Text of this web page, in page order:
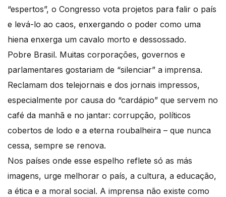
“espertos”, o Congresso vota projetos para falir o país
e levá-lo ao caos, enxergando o poder como uma
hiena enxerga um cavalo morto e dessossado.
Pobre Brasil. Muitas corporações, governos e
parlamentares gostariam de “silenciar” a imprensa.
Reclamam dos telejornais e dos jornais impressos,
especialmente por causa do “cardápio” que servem no
café da manhã e no jantar: corrupção, políticos
cobertos de lodo e a eterna roubalheira – que nunca
cessa, sempre se renova.
Nos países onde esse espelho reflete só as más
imagens, urge melhorar o país, a cultura, a educação,
a ética e a moral social. A imprensa não existe como